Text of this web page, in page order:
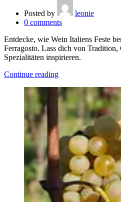
Posted by
leonie
0 comments
Entdecke, wie Wein Italiens Feste
Ferragosto. Lass dich von Tradition,
Spezialitäten inspirieren.
Continue reading